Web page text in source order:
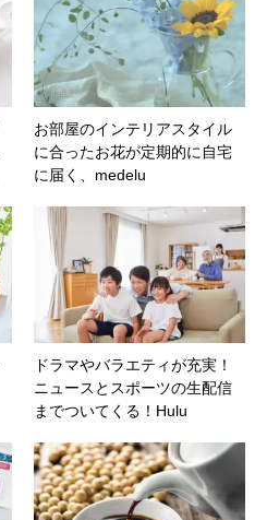
お部屋のインテリアスタイル
に合ったお花が定期的に自宅
に届く、medelu
ドラマやバラエティが充実！
ニュースとスポーツの生配信
までついてくる！Hulu